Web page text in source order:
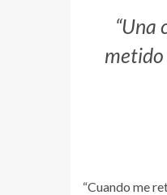
“Una
metido
“Cuando me